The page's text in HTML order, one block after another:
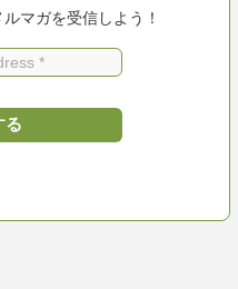
マガを受信しよう！